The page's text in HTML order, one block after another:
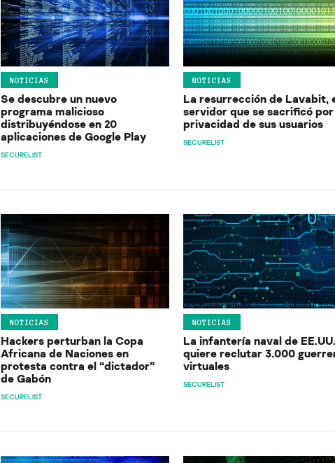
NOTICIAS
Se descubre un nuevo
programa malicioso
distribuyéndose en 20
aplicaciones de Google Play
SECURELIST
NOTICIAS
La resurrección de Lavabit,
servidor que se sacrificó
privacidad de sus usuarios
SECURELIST
NOTICIAS
Hackers perturban la Copa
Africana de Naciones en
protesta contra el “dictador”
de Gabón
SECURELIST
NOTICIAS
La infantería naval de EE.UU.
quiere reclutar 3.000
virtuales
SECURELIST